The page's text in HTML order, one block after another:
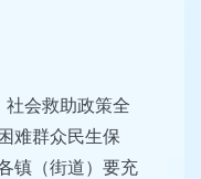
社会救助政策全
难群众民生保
镇（街道）要充